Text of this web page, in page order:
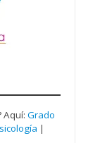
Aquí: Grado
|